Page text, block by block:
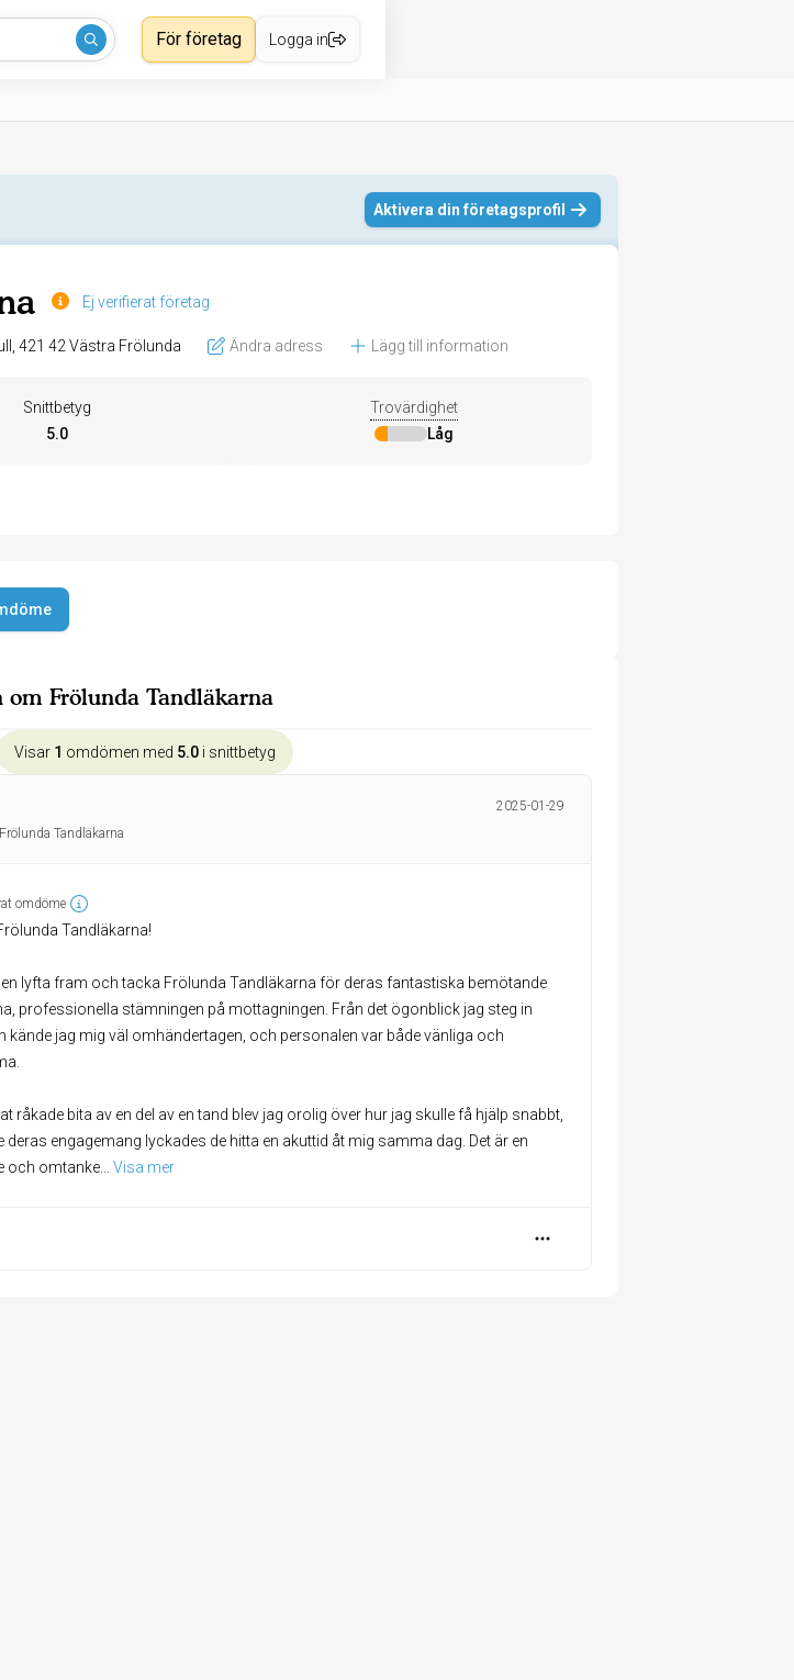
För företag Logga in
Aktivera din företagsprofil
Ej verifierat företag
Frölunda Torg null, 421 42 Västra Frölunda Ändra adress Lägg till information
Snittbetyg
5.0
Trovärdighet
Låg
om Frölunda Tandläkarna
Visar 1 omdömen med 5.0 i snittbetyg
2025-01-29
Tandläkarna
omdöme
Tandläkarna!
lyfta fram och tacka Frölunda Tandläkarna för deras fantastiska bemötande
professionella stämningen på mottagningen. Från det ögonblick jag steg in
kände jag mig väl omhändertagen, och personalen var både vänliga och
råkade bita av en del av en tand blev jag orolig över hur jag skulle få hjälp snabbt,
deras engagemang lyckades de hitta en akuttid åt mig samma dag. Det är en
och omtanke
Visa mer